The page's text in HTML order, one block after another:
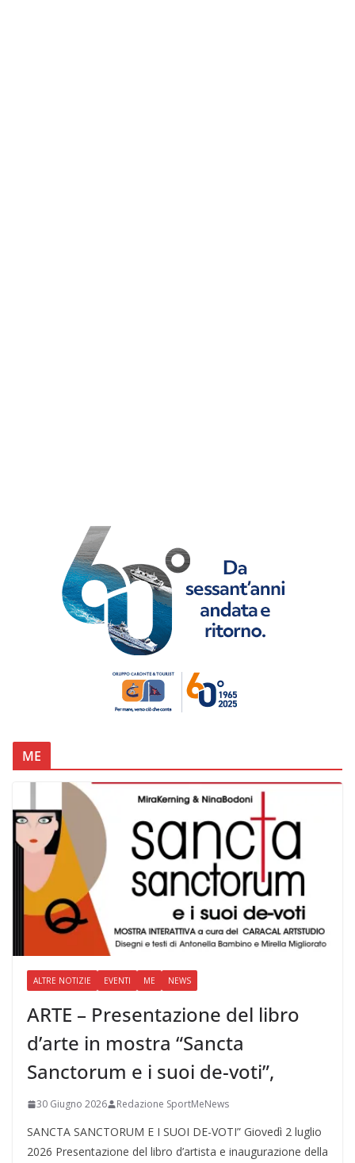
ME
ALTRE NOTIZIE EVENTI ME NEWS
ARTE – Presentazione del libro
d’arte in mostra “Sancta
Sanctorum e i suoi de-voti”,
30 Giugno 2026 Redazione SportMeNews
SANCTA SANCTORUM E I SUOI DE-VOTI” Giovedì 2 luglio
2026 Presentazione del libro d’artista e inaugurazione della